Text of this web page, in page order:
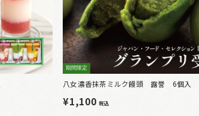
期間限定
八女濃香抹茶ミルク饅頭 露誉 6個入
¥1,100税込